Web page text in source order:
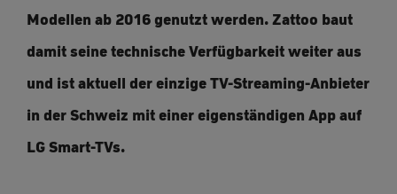
Modellen ab 2016 genutzt werden. Zattoo baut
damit seine technische Verfügbarkeit weiter aus
und ist aktuell der einzige TV-Streaming-Anbieter
in der Schweiz mit einer eigenständigen App auf
LG Smart-TVs.